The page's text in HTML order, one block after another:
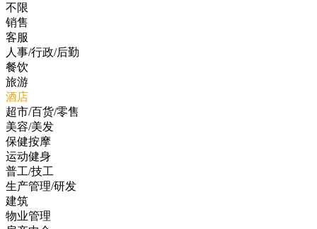
不限
销售
客服
人事/行政/后勤
餐饮
旅游
酒店
超市/百货/零售
美容/美发
保健按摩
运动健身
普工/技工
生产管理/研发
建筑
物业管理